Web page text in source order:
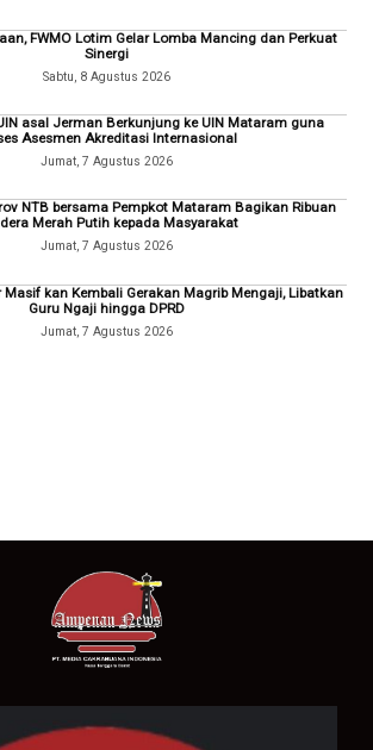
FWMO Lotim Gelar Lomba Mancing dan Perkuat
Sinergi
Sabtu, 8 Agustus 2026
asal Jerman Berkunjung ke UIN Mataram guna
Asesmen Akreditasi Internasional
Jumat, 7 Agustus 2026
NTB bersama Pempkot Mataram Bagikan Ribuan
Merah Putih kepada Masyarakat
Jumat, 7 Agustus 2026
kan Kembali Gerakan Magrib Mengaji, Libatkan
Guru Ngaji hingga DPRD
Jumat, 7 Agustus 2026